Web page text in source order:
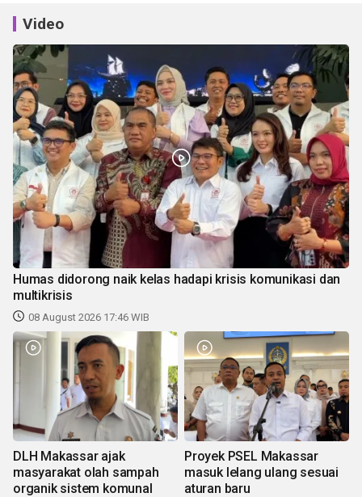
Video
Humas didorong naik kelas hadapi krisis komunikasi dan
multikrisis
08 August 2026 17:46 WIB
DLH Makassar ajak
masyarakat olah sampah
organik sistem komunal
Proyek PSEL Makassar
masuk lelang ulang sesuai
aturan baru